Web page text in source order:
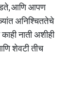
आणि आपण
अनिश्चिततेचे
नाती अशीही
शेवटी तीच